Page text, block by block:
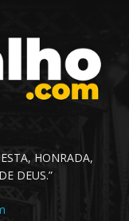
HONRADA,
DEUS.”